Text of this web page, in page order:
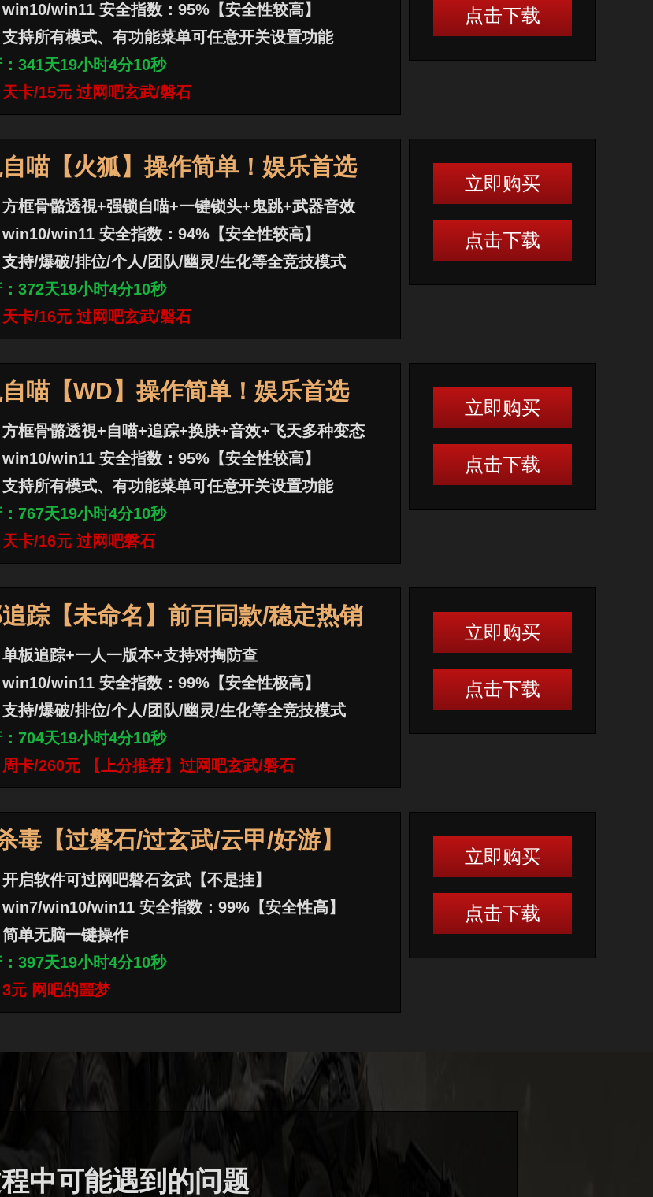
点击下载
win11 安全指数：95%【安全性较高】
持所有模式、有功能菜单可任意开关设置功能
341天19小时4分12秒
卡/15元 过网吧玄武/磐石
立即购买
点击下载
喵【火狐】操作简单！娱乐首选
框骨骼透視+强锁自喵+一键锁头+鬼跳+武器音效
win11 安全指数：94%【安全性较高】
持/爆破/排位/个人/团队/幽灵/生化等全竞技模式
372天19小时4分12秒
卡/16元 过网吧玄武/磐石
立即购买
点击下载
喵【WD】操作简单！娱乐首选
框骨骼透視+自喵+追踪+换肤+音效+飞天多种变态
win11 安全指数：95%【安全性较高】
持所有模式、有功能菜单可任意开关设置功能
767天19小时4分12秒
卡/16元 过网吧磐石
立即购买
点击下载
踪【未命名】前百同款/稳定热销
板追踪+一人一版本+支持对掏防查
win11 安全指数：99%【安全性极高】
持/爆破/排位/个人/团队/幽灵/生化等全竞技模式
704天19小时4分12秒
卡/260元 【上分推荐】过网吧玄武/磐石
立即购买
点击下载
毒【过磐石/过玄武/云甲/好游】
启软件可过网吧磐石玄武【不是挂】
win10/win11 安全指数：99%【安全性高】
单无脑一键操作
397天19小时4分12秒
元 网吧的噩梦
中可能遇到的问题